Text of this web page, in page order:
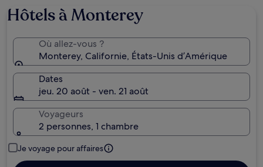
Hôtels à Monterey
Où allez-vous ?
Monterey, Californie, États-Unis d’Amérique
Dates
jeu. 20 août - ven. 21 août
Voyageurs
2 personnes, 1 chambre
Je voyage pour affaires